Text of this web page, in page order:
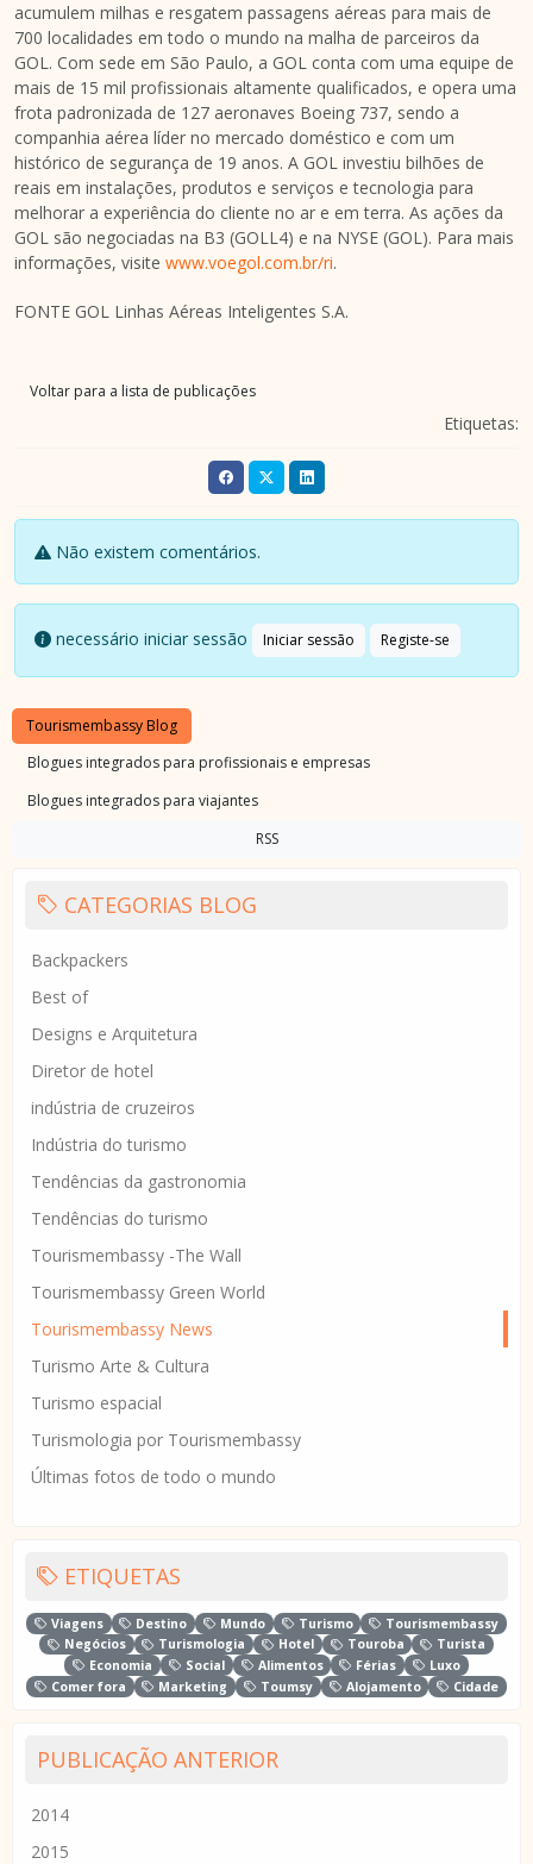
acumulem milhas e resgatem passagens aéreas para mais de
700 localidades em todo o mundo na malha de parceiros da
GOL. Com sede em São Paulo, a GOL conta com uma equipe de
mais de 15 mil profissionais altamente qualificados, e opera uma
frota padronizada de 127 aeronaves Boeing 737, sendo a
companhia aérea líder no mercado doméstico e com um
histórico de segurança de 19 anos. A GOL investiu bilhões de
reais em instalações, produtos e serviços e tecnologia para
melhorar a experiência do cliente no ar e em terra. As ações da
GOL são negociadas na B3 (GOLL4) e na NYSE (GOL). Para mais
informações, visite www.voegol.com.br/ri.
FONTE GOL Linhas Aéreas Inteligentes S.A.
Voltar para a lista de publicações
Etiquetas:
Não existem comentários.
necessário iniciar sessão Iniciar sessão Registe-se
Tourismembassy Blog
Blogues integrados para profissionais e empresas
Blogues integrados para viajantes
RSS
CATEGORIAS BLOG
Backpackers
Best of
Designs e Arquitetura
Diretor de hotel
indústria de cruzeiros
Indústria do turismo
Tendências da gastronomia
Tendências do turismo
Tourismembassy -The Wall
Tourismembassy Green World
Tourismembassy News
Turismo Arte & Cultura
Turismo espacial
Turismologia por Tourismembassy
Últimas fotos de todo o mundo
ETIQUETAS
Viagens Destino Mundo Turismo
Tourismembassy
Negócios
Turismologia Hotel Touroba
Turista
Economia
Social Alimentos Férias
Luxo
Comer fora
Marketing Toumsy Alojamento Cidade
PUBLICAÇÃO ANTERIOR
2014
2015